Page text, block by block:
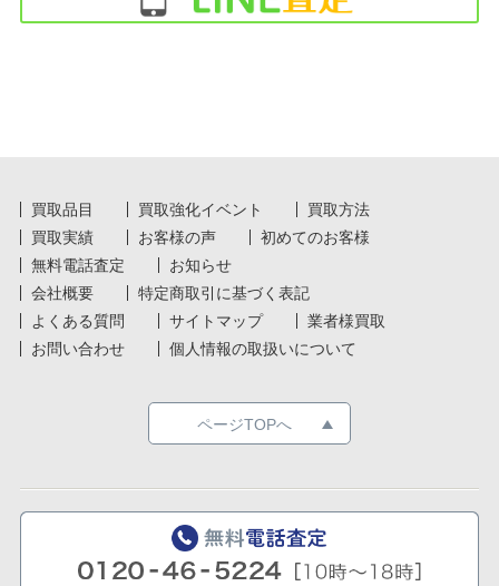
買取品目 買取強化イベント
買取方法
買取実績
お客様の声
初めてのお客様
無料電話査定
お知らせ
会社概要
特定商取引に基づく表記
よくある質問
サイトマップ
業者様買取
お問い合わせ
個人情報の取扱いについて
ページTOPへ